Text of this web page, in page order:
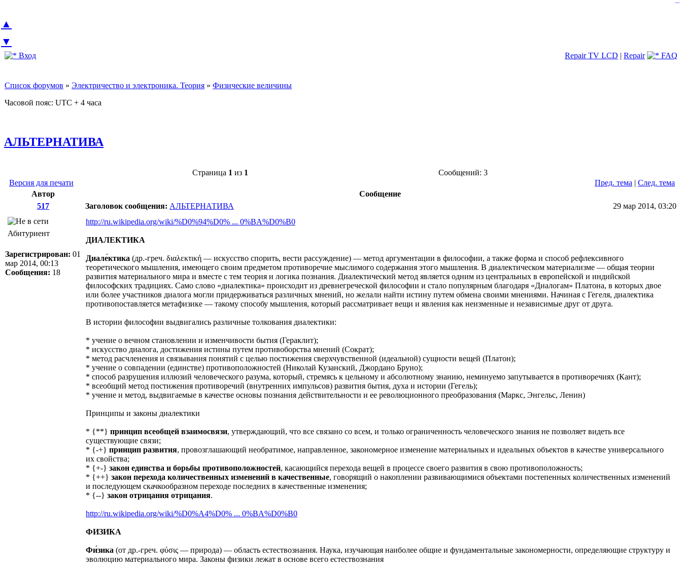
Вход Repair TV LCD | Repair FAQ
Список форумов » Электричество и электроника. Теория » Физические величины
Часовой пояс: UTC + 4 часа
АЛЬТЕРНАТИВА
Страница 1 из 1
Сообщений: 3
Версия для печати
Пред. тема | След. тема
Автор
Сообщение
517
Заголовок сообщения: АЛЬТЕРНАТИВА 29 мар 2014, 03:20
Абитуриент
Зарегистрирован: 01
мар 2014, 00:13
Сообщения: 18
http://ru.wikipedia.org/wiki/%D0%94%D0% ... 0%BA%D0%B0
ДИАЛЕКТИКА
Диале́ктика (др.-греч. διαλεκτική — искусство спорить, вести рассуждение) — метод аргументации в философии, а также форма и способ рефлексивного
теоретического мышления, имеющего своим предметом противоречие мыслимого содержания этого мышления. В диалектическом материализме — общая теории
развития материального мира и вместе с тем теория и логика познания. Диалектический метод является одним из центральных в европейской и индийской
философских традициях. Само слово «диалектика» происходит из древнегреческой философии и стало популярным благодаря «Диалогам» Платона, в которых двое
или более участников диалога могли придерживаться различных мнений, но желали найти истину путем обмена своими мнениями. Hачиная с Гегеля, диалектикa
противопоставляется метафизике — такому способу мышления, который рассматривает вещи и явления как неизменные и независимые друг от друга.
В истории философии выдвигались различные толкования диалектики:
* учение о вечном становлении и изменчивости бытия (Гераклит);
* искусство диалога, достижения истины путем противоборства мнений (Сократ);
* метод расчленения и связывания понятий с целью постижения сверхчувственной (идеальной) сущности вещей (Платон);
* учение о совпадении (единстве) противоположностей (Николай Кузанский, Джордано Бруно);
* способ разрушения иллюзий человеческого разума, который, стремясь к цельному и абсолютному знанию, неминуемо запутывается в противоречиях (Кант);
* всеобщий метод постижения противоречий (внутренних импульсов) развития бытия, духа и истории (Гегель);
* учение и метод, выдвигаемые в качестве основы познания действительности и ее революционного преобразования (Маркс, Энгельс, Ленин)
Принципы и законы диалектики
* {**} принцип всеобщей взаимосвязи, утверждающий, что все связано со всем, и только ограниченность человеческого знания не позволяет видеть все
существующие связи;
* {-+} принцип развития, провозглашающий необратимое, направленное, закономерное изменение материальных и идеальных объектов в качестве универсального
их свойства;
* {+-} закон единства и борьбы противоположностей, касающийся перехода вещей в процессе своего развития в свою противоположность;
* {++} закон перехода количественных изменений в качественные, говорящий о накоплении развивающимися объектами постепенных количественных изменений
и последующем скачкообразном переходе последних в качественные изменения;
* {--} закон отрицания отрицания.
http://ru.wikipedia.org/wiki/%D0%A4%D0% ... 0%BA%D0%B0
ФИЗИКА
Фи́зика (от др.-греч. φύσις — природа) — область естествознания. Наука, изучающая наиболее общие и фундаментальные закономерности, определяющие структуру и
эволюцию материального мира. Законы физики лежат в основе всего естествознания
—
▲
▼